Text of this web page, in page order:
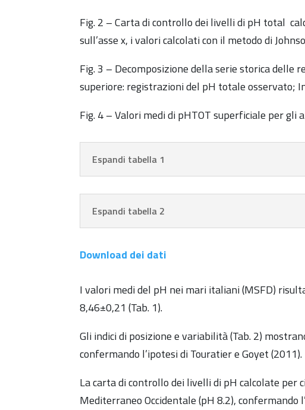
Fig. 2 – Carta di controllo dei livelli di pH total
sull’asse x, i valori calcolati con il metodo di
Fig. 3 – Decomposizione della serie storica delle
superiore: registrazioni del pH totale osservato;
Fig. 4 – Valori medi di pHTOT superficiale per gli
Espandi tabella 1
Espandi tabella 2
Download dei dati
I valori medi del pH nei mari italiani (MSFD)
8,46±0,21 (Tab. 1).
Gli indici di posizione e variabilità (Tab. 2)
confermando l’ipotesi di Touratier e Goyet (2011).
La carta di controllo dei livelli di pH calcolate per
Mediterraneo Occidentale (pH 8.2), confermando